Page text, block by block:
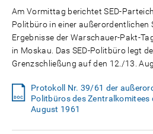
Am Vormittag berichtet SED-
Politbüro in einer außerordentlichen
Ergebnisse der Warschauer-Pakt-
in Moskau. Das SED-Politbüro legt
Grenzschließung auf den 12./13.
Protokoll Nr. 39/61 der
Politbüros des Zentralkomitees
August 1961